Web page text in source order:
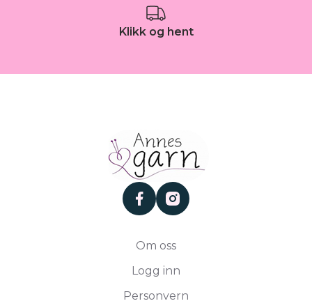
Klikk og hent
facebookinstagram
Om oss
Logg inn
Personvern